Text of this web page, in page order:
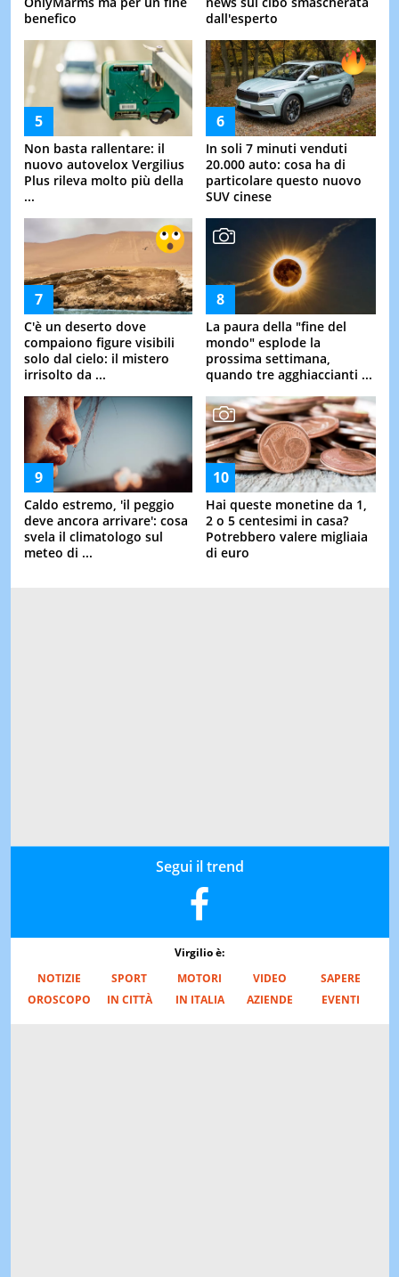
benefico
dall'esperto
Non basta rallentare: il
nuovo autovelox Vergilius
Plus rileva molto più della
...
In soli 7 minuti venduti
20.000 auto: cosa ha di
particolare questo nuovo
SUV cinese
C'è un deserto dove
compaiono figure visibili
solo dal cielo: il mistero
irrisolto da ...
La paura della "fine del
mondo" esplode la
prossima settimana,
quando tre agghiaccianti ...
Caldo estremo, 'il peggio
deve ancora arrivare': cosa
svela il climatologo sul
meteo di ...
Hai queste monetine da 1,
2 o 5 centesimi in casa?
Potrebbero valere migliaia
di euro
Segui il trend
Virgilio è:
NOTIZIE
SPORT MOTORI VIDEO
SAPERE
OROSCOPO
IN CITTÀ IN ITALIA AZIENDE EVENTI